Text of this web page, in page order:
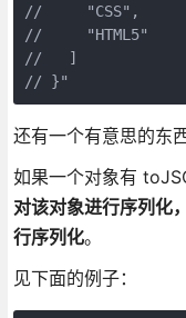
//     "CSS",
//     "HTML5"
//   ]
还有一个有意思的东
如果一个对象有
对该对象进行序列化
行序列化。
见下面的例子：